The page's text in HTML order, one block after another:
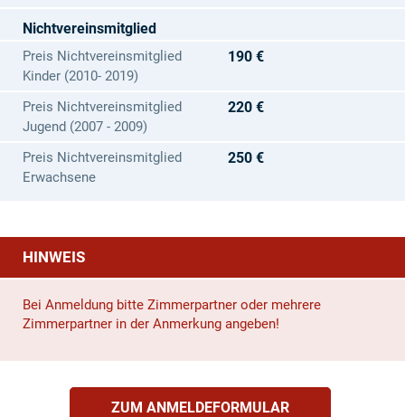
Nichtvereinsmitglied
Preis Nichtvereinsmitglied
Kinder (2010- 2019)
190 €
Preis Nichtvereinsmitglied
Jugend (2007 - 2009)
220 €
Preis Nichtvereinsmitglied
Erwachsene
250 €
HINWEIS
Bei Anmeldung bitte Zimmerpartner oder mehrere
Zimmerpartner in der Anmerkung angeben!
ZUM ANMELDEFORMULAR